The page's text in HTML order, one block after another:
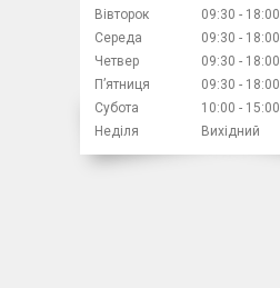
Вівторок
09:30
18:00
Середа
09:30
18:00
Четвер
09:30
18:00
Пʼятниця
09:30
18:00
Субота
10:00
15:00
Неділя
Вихідний